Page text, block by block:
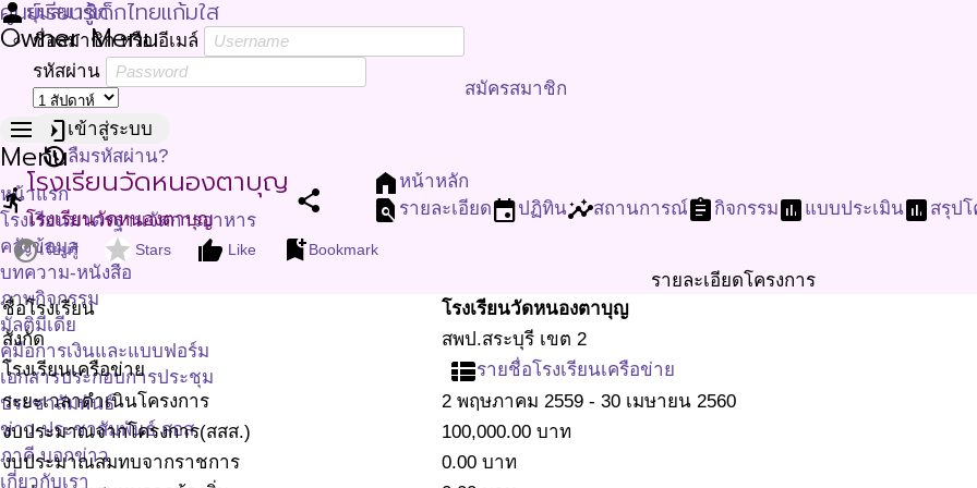
ศูนย์เรียนรู้เด็กไทยแก้มใส
Owner Menu
personมุมสมาชิก
ชื่อสมาชิก หรือ อีเมล์
รหัสผ่าน
loginเข้าสู่ระบบ
restoreลืมรหัสผ่าน?
สมัครสมาชิก
menu
Menu
หน้าแรก
โรงเรียนมาตรฐานจัดการอาหาร
คลังข้อมูล
บทความ-หนังสือ
ภาพกิจกรรม
มัลติมีเดีย
คู่มือการเงินและแบบฟอร์ม
เอกสารประกอบการประชุม
ประชาสัมพันธ์
ข่าว-ประชาสัมพันธ์ สอส
ภาคี บอกข่าว
เกี่ยวกับเรา
directions_runโรงเรียนวัดหนองตาบุญ
โรงเรียนวัดหนองตาบุญ
share
home หน้าหลัก
find_in_page รายละเอียดeventปฏิทินinsightsสถานการณ์assignment กิจกรรมassessment แบบประเมินassessment สรุปโ
flakyเรียนรู้ star Stars thumb_up Like bookmark_add Bookmark
รายละเอียดโครงการ
ชื่อโรงเรียน
โรงเรียนวัดหนองตาบุญ
สังกัด
สพป.สระบุรี เขต 2
โรงเรียนเครือข่าย
view_listรายชื่อโรงเรียนเครือข่าย
ระยะเวลาดำเนินโครงการ
2 พฤษภาคม 2559 - 30 เมษายน 2560
งบประมาณจากโครงการ(สสส.)
100,000.00 บาท
งบประมาณสมทบจากราชการ
0.00 บาท